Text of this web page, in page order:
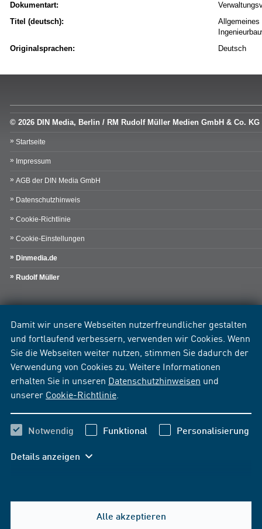
Damit wir unsere Webseiten nutzerfreundlicher gestalten
und fortlaufend verbessern, verwenden wir Cookies. Wenn
Sie die Webseiten weiter nutzen, stimmen Sie dadurch der
Verwendung von Cookies zu. Weitere Informationen
erhalten Sie in unseren Datenschutzhinweisen und
unserer Cookie-Richtlinie
Notwendig Funktional Personalisierung
Details anzeigen
Alle akzeptieren
Dokumentart:
Titel (deutsch):
Allgemeines
Originalsprachen:
Deutsch
© 2026 DIN Media, Berlin / RM Rudolf Müller Medien GmbH & Co. KG
Startseite
Impressum
AGB der DIN Media GmbH
Datenschutzhinweis
Cookie-Richtlinie
Cookie-Einstellungen
Dinmedia.de
Rudolf Müller